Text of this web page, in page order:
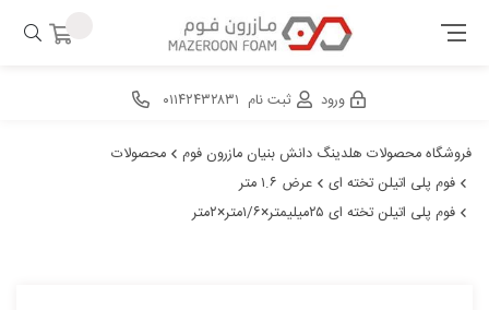
ورود ثبت نام ۰۱۱۴۲۴۳۲۸۳۱
فروشگاه محصولات هلدینگ دانش بنیان مازرون فوم
محصولات
فوم پلی اتیلن تخته ای
عرض ۱.۶ متر
فوم پلی اتیلن تخته ای ۲۵میلیمتر×۱/۶متر×۲متر